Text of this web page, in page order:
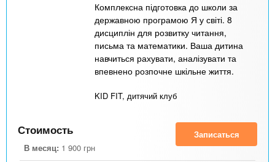
Комплексна підготовка до школи за
державною програмою Я у світі. 8
дисциплін для розвитку читання,
письма та математики. Ваша дитина
навчиться рахувати, аналізувати та
впевнено розпочне шкільне життя.
KID FIT, дитячий клуб
Стоимость
В месяц: 1 900 грн
Записаться